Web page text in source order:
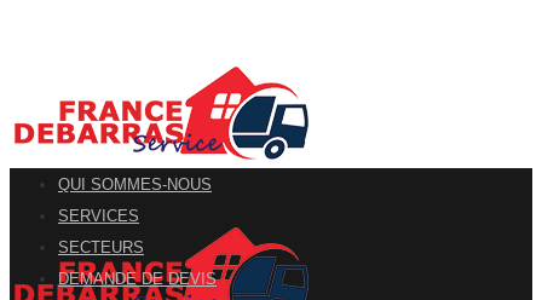
QUI SOMMES-NOUS
SERVICES
SECTEURS
DEMANDE DE DEVIS